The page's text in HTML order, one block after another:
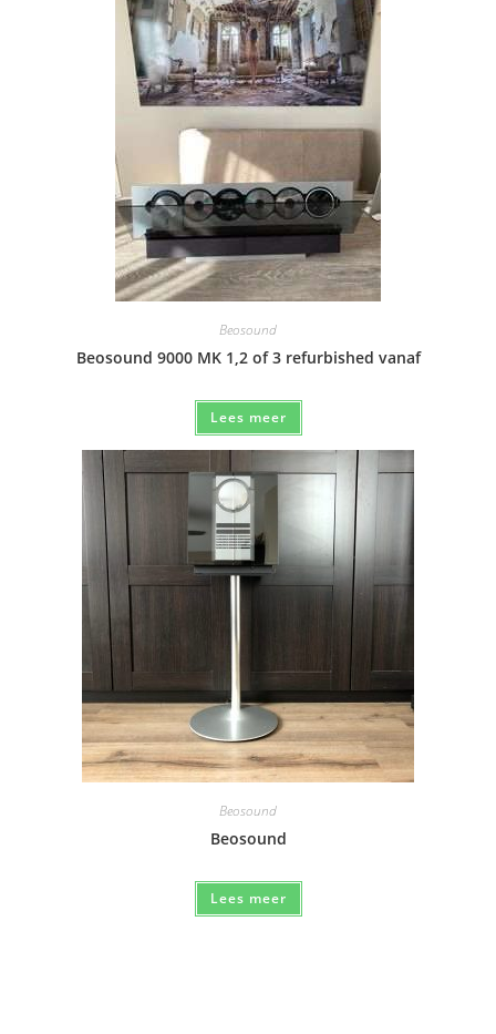
Beosound
Beosound 9000 MK 1,2 of 3 refurbished vanaf
Lees meer
Beosound
Beosound
Lees meer